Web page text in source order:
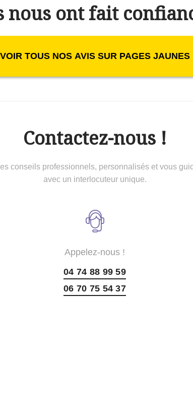
nous ont fait
VOIR TOUS NOS AVIS SUR PAGES JAUNES
Contactez-nous !
conseils professionnels, personnalisés et vous
avec un interlocuteur unique.
Appelez-nous !
04 74 88 99 59
06 70 75 54 37